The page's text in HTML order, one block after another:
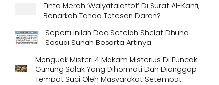
Tinta Merah ‘Walyatalattof’ Di Surat Al-Kahfi,
Benarkah Tanda Tetesan Darah?
Seperti Inilah Doa Setelah Sholat Dhuha
Sesuai Sunah Beserta Artinya
Menguak Misteri 4 Makam Misterius Di Puncak
Gunung Salak Yang Dihormati Dan Dianggap
Tempat Suci Oleh Masyarakat Setempat